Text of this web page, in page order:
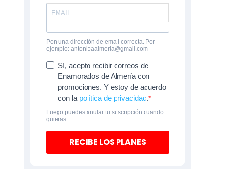
Pon una dirección de email correcta. Por
ejemplo: antonioaalmeria@gmail.com
Sí, acepto recibir correos de
Enamorados de Almería con
promociones. Y estoy de acuerdo
con la política de privacidad.
Luego puedes anular tu suscripción cuando
quieras
RECIBE LOS PLANES